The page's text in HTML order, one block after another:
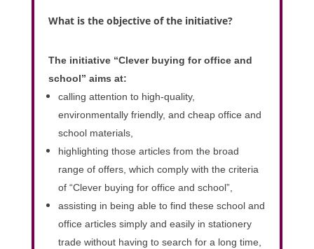
What is the objective of the initiative?
The initiative “Clever buying for office and
school” aims at:
calling attention to high-quality,
environmentally friendly, and cheap office and
school materials,
highlighting those articles from the broad
range of offers, which comply with the criteria
of “Clever buying for office and school”,
assisting in being able to find these school and
office articles simply and easily in stationery
trade without having to search for a long time,